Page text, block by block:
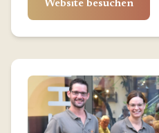
Website besuchen